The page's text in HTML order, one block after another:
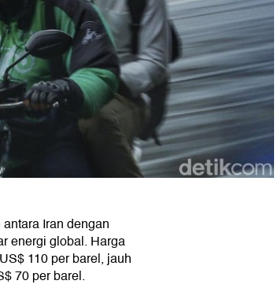
Iran dengan
energi global. Harga
110 per barel, jauh
70 per barel.